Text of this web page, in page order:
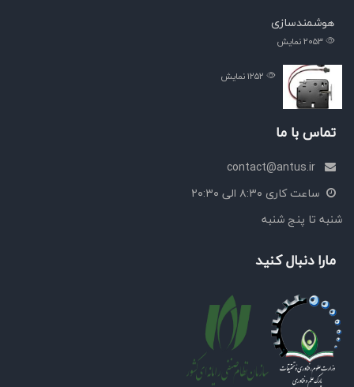
هوشمندسازی
نمایش
نمایش
تماس با ما
ساعت کاری ۸:۳۰ الی ۲۰:۳۰
شنبه تا پنج شنبه
مارا دنبال کنید